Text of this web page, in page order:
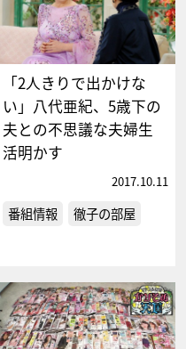
「2人きりで出かけな
い」八代亜紀、5歳下の
夫との不思議な夫婦生
活明かす
2017.10.11
番組情報 徹子の部屋